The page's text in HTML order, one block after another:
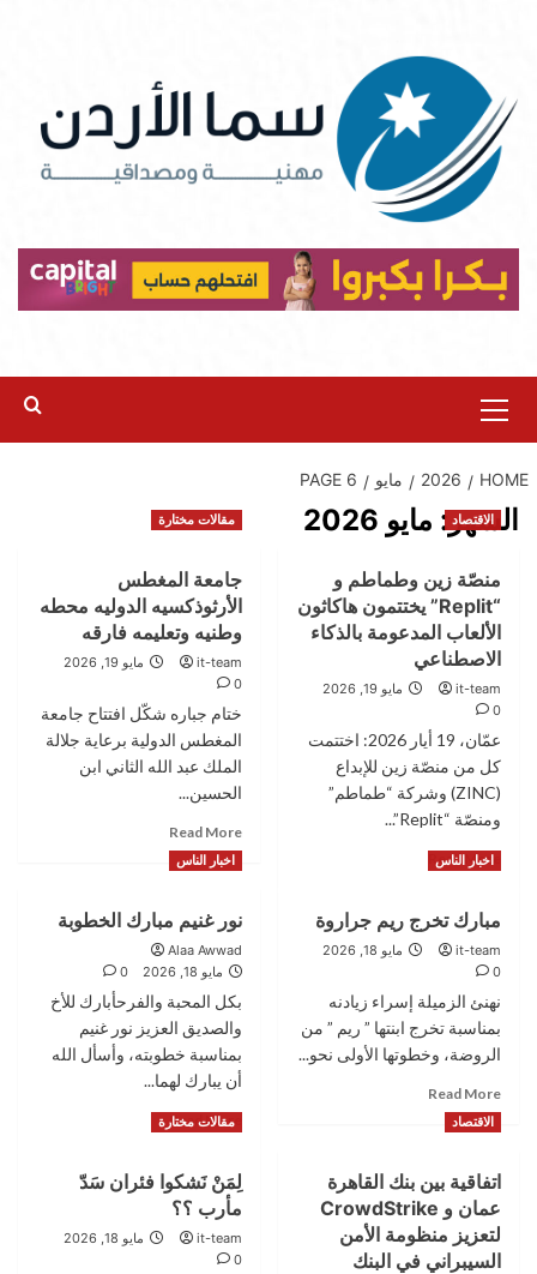
content
Menu
HOME
2026 مايو PAGE 6
الشهر: مايو 2026 الاقتصاد
منصّة زين وطماطم و
“Replit” يختتمون هاكاثون
الألعاب المدعومة بالذكاء
الاصطناعي
it-team
مايو 19, 2026
0
عمّان، 19 أيار 2026: اختتمت
كل من منصّة زين للإبداع
(ZINC) وشركة “طماطم”
ومنصّة “Replit”...
Read More
Read
منصّة
زين
و
يختتمون
هاكاثون
مقالات مختارة
جامعة المغطس
الأرثوذكسيه الدوليه محطه
وطنيه وتعليمه فارقه
it-team
مايو 19, 2026
0
ختام جباره شكّل افتتاح جامعة
المغطس الدولية برعاية جلالة
الملك عبد الله الثاني ابن
الحسين...
Read More
more
about
المغطس
الأرثوذكسيه
الدوليه
وطنيه
وتعليمه
فارقه
اخبار الناس
مبارك تخرج ريم جراروة
it-team
مايو 18, 2026
0
نهنئ الزميلة إسراء زيادنه
بمناسبة تخرج ابنتها ” ريم ” من
الروضة، وخطوتها الأولى نحو...
Read More
تخرج
ريم
جراروة
اخبار الناس
نور غنيم مبارك الخطوبة
Alaa Awwad
مايو 18, 2026
0
بكل المحبة والفرحأبارك للأخ
والصديق العزيز نور غنيم
بمناسبة خطوبته، وأسأل الله
أن يبارك لهما...
Read More
Read
نور
مبارك
الاقتصاد
اتفاقية بين بنك القاهرة
عمان و CrowdStrike
لتعزيز منظومة الأمن
السيبراني في البنك
مقالات مختارة
لِمَنْ نَشكوا فئران سَدّ
مأرب ؟؟
it-team
مايو 18, 2026
0